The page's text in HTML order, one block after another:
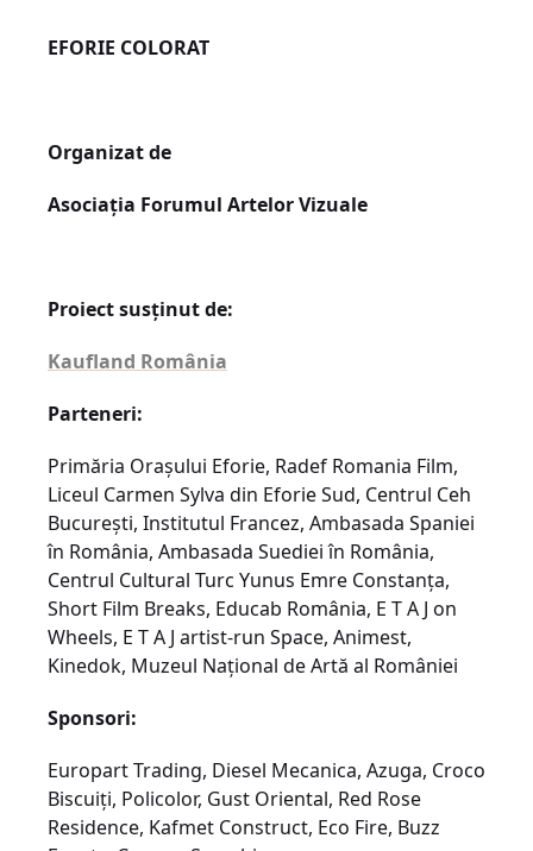
EFORIE COLORAT
Organizat de
Asociația Forumul Artelor Vizuale
Proiect susținut de:
Kaufland România
Parteneri:
Primăria Orașului Eforie, Radef Romania Film,
Liceul Carmen Sylva din Eforie Sud, Centrul Ceh
București, Institutul Francez, Ambasada Spaniei
în România, Ambasada Suediei în România,
Centrul Cultural Turc Yunus Emre Constanța,
Short Film Breaks, Educab România, E T A J on
Wheels, E T A J artist-run Space, Animest,
Kinedok, Muzeul Național de Artă al României
Sponsori:
Europart Trading, Diesel Mecanica, Azuga, Croco
Biscuiți, Policolor, Gust Oriental, Red Rose
Residence, Kafmet Construct, Eco Fire, Buzz